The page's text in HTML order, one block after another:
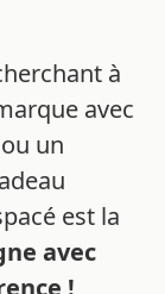
à
avec
un
est la
avec
!